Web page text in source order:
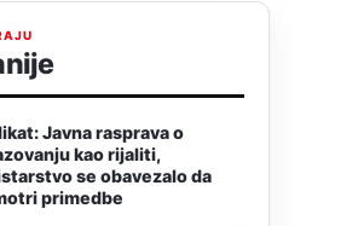
Javna rasprava o
kao rijaliti,
se obavezalo da
primedbe